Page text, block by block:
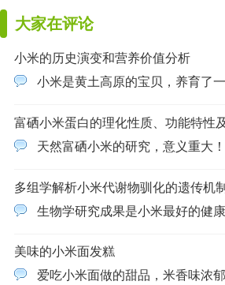
大家在评论
小米的历史演变和营养价值分析
小米是黄土高原的宝贝，养育了
富硒小米蛋白的理化性质、功能特性
天然富硒小米的研究，意义重大
多组学解析小米代谢物驯化的遗传机
生物学研究成果是小米最好的健
美味的小米面发糕
爱吃小米面做的甜品，米香味浓